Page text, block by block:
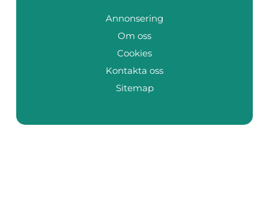
Annonsering
Om oss
Cookies
Kontakta oss
Sitemap